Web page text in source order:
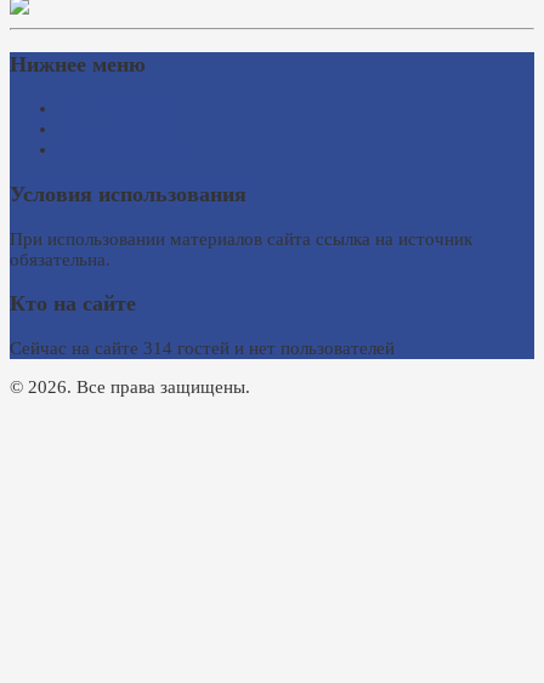
Нижнее меню
Условия использования
При использовании материалов сайта ссылка на источник
обязательна.
Кто на сайте
Сейчас на сайте 314 гостей и нет пользователей
© 2026. Все права защищены.